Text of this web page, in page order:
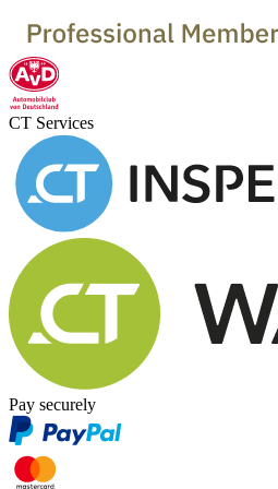
CT Services
Pay securely